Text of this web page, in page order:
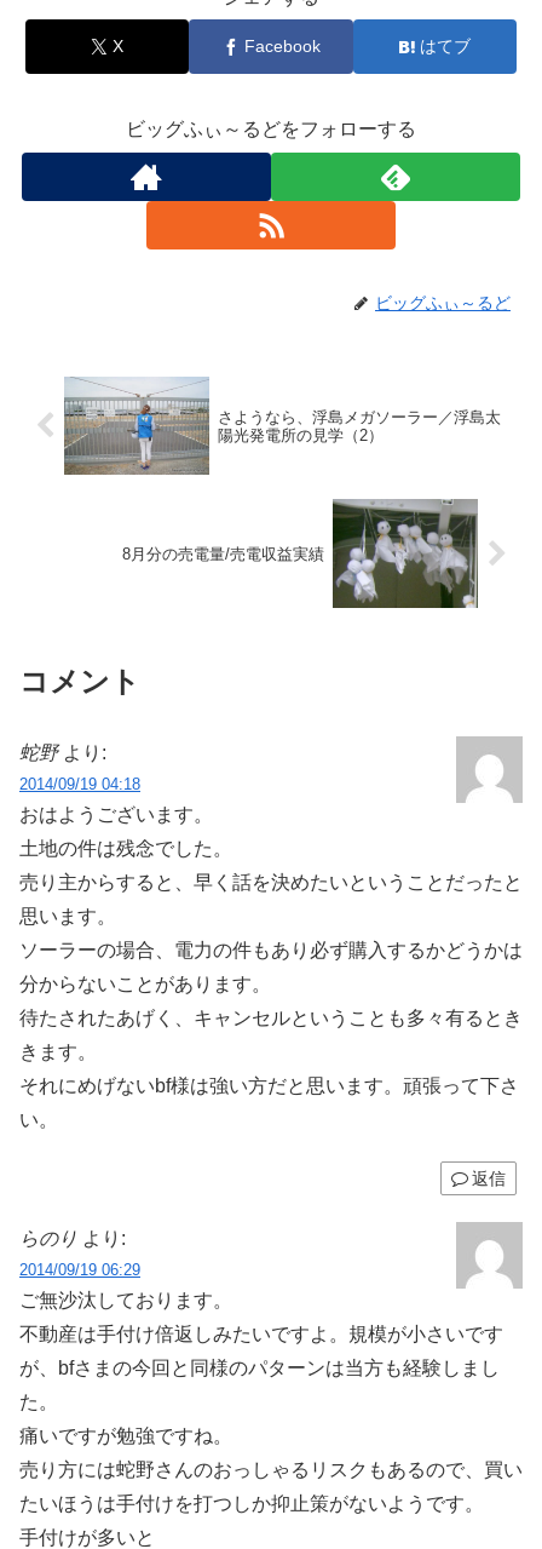
X Facebook はてブ
ビッグふぃ～るどをフォローする
ビッグふぃ～るど
さようなら、浮島メガソーラー／浮島太
陽光発電所の見学（2）
8月分の売電量/売電収益実績
コメント
蛇野 より:
2014/09/19 04:18
おはようございます。
土地の件は残念でした。
売り主からすると、早く話を決めたいということだったと
思います。
ソーラーの場合、電力の件もあり必ず購入するかどうかは
分からないことがあります。
待たされたあげく、キャンセルということも多々有るとき
きます。
それにめげないbf様は強い方だと思います。頑張って下さ
い。
返信
らのり より:
2014/09/19 06:29
ご無沙汰しております。
不動産は手付け倍返しみたいですよ。規模が小さいです
が、bfさまの今回と同様のパターンは当方も経験しまし
た。
痛いですが勉強ですね。
売り方には蛇野さんのおっしゃるリスクもあるので、買い
たいほうは手付けを打つしか抑止策がないようです。
手付けが多いと